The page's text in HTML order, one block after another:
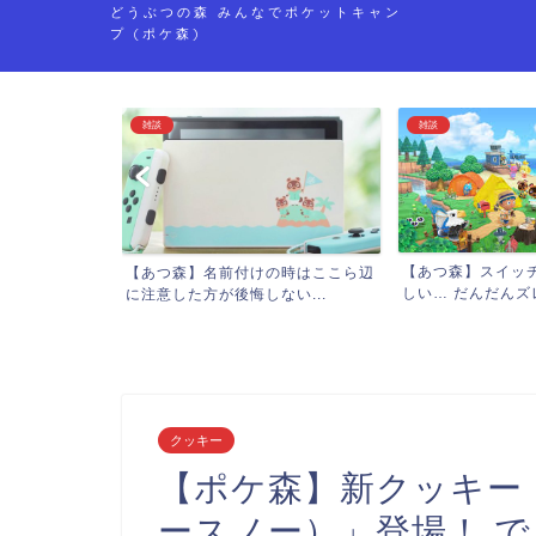
どうぶつの森 みんなでポケットキャン
プ (ポケ森)
雑談
【あつ森】スイッチで岩スコップ難
しい… だんだんズレて失...
雑談
【あつ森】どうぶ
めてなんだけど、
クッキー
【ポケ森】新クッキ